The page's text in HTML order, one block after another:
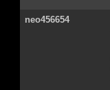
neo456654